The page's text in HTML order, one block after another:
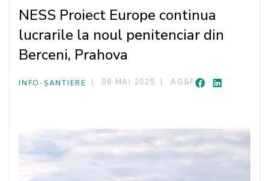
NESS Proiect Europe continua
lucrarile la noul penitenciar din
Berceni, Prahova
INFO-ȘANTIERE 06 MAI 2025 AG&F